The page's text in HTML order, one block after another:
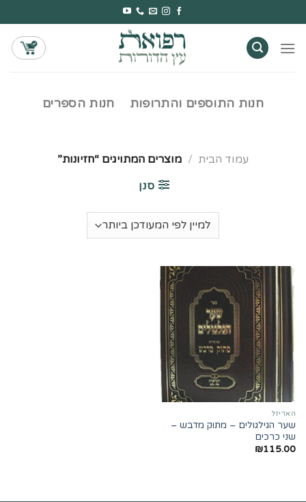
to
content
חנות התוספים והתרופות חנות הספרים
עמוד הבית / מוצרים המתויגים “חזיונות”
סנן
האריזל
שער הגילגולים – מתוק מדבש –
שני כרכים
₪115.00